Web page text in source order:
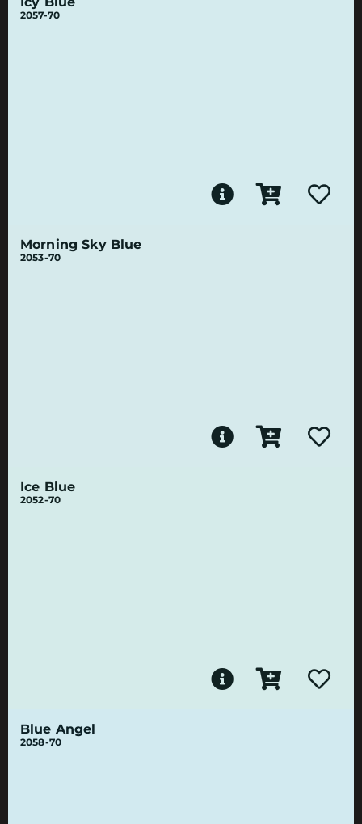
2057-70
Morning Sky Blue
2053-70
Ice Blue
2052-70
Blue Angel
2058-70